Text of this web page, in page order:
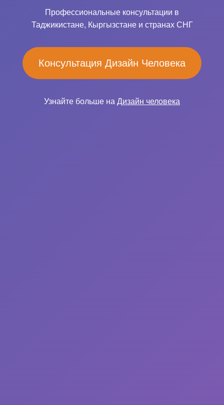
Профессиональные консультации в
Таджикистане, Кыргызстане и странах СНГ
Консультация Дизайн Человека
Узнайте больше на Дизайн человека